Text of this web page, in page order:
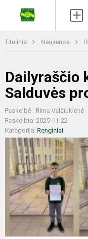
Titulinis Naujienos
Dailyraščio
Salduvės
Paskelbė : Rima Valčiukienė
Paskelbta: 2025-11-22
Kategorija: Renginiai